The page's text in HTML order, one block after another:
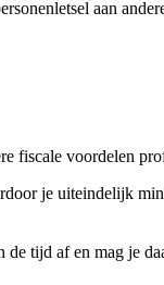
aan
fiscale voordelen
je uiteindelijk
tijd af en mag je